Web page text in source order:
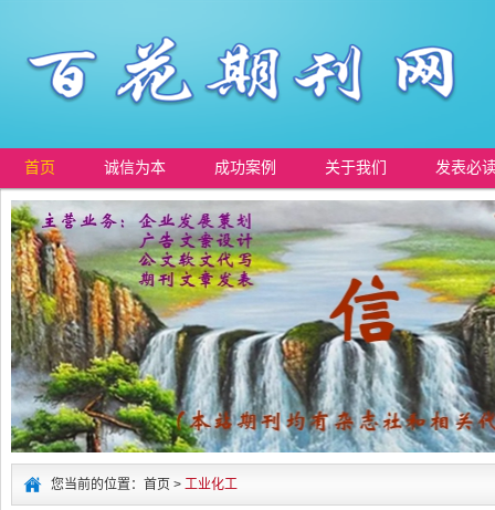
首页 诚信为本 成功案例 关于我们 发表必
您当前的位置：首页 > 工业化工